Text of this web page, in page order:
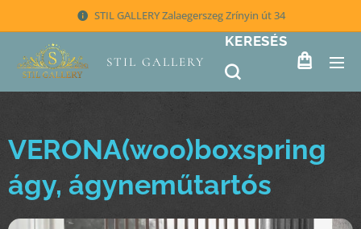
STIL GALLERY Zalaegerszeg Zrínyin út 34
STIL GALLERY
KERESÉS
VERONA(woo)boxspring
ágy, ágyneműtartós